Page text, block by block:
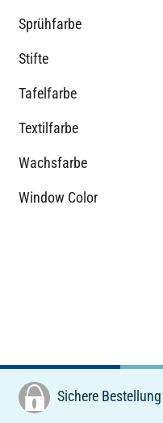
Sprühfarbe
Stifte
Tafelfarbe
Textilfarbe
Wachsfarbe
Window Color
Sichere Bestellung